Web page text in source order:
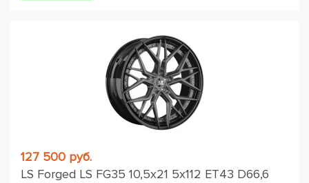
127 500 руб.
LS Forged LS FG35 10,5x21 5x112 ET43 D66,6